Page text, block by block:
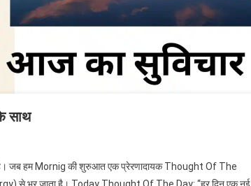
साथ
जब हम Mornig की शुरुआत एक प्रेरणादायक Thought Of The
से भर जाता है। Today Thought Of The Day: “हर दिन एक नई